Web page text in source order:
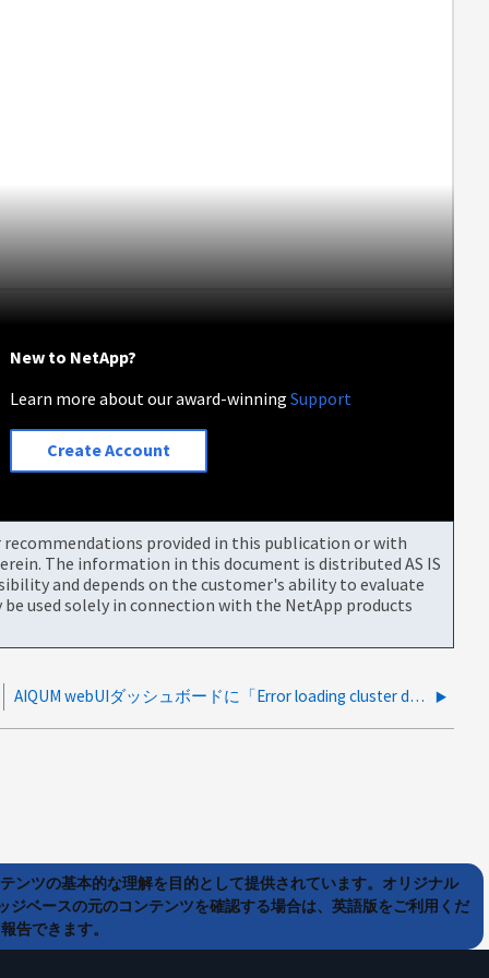
New to NetApp?
Learn more about our award-winningSupport
Create Account
provided in this publication or with
The information in this document is distributed AS IS
and depends on the customer's ability to evaluate
used solely in connection with the NetApp products
AIQUM webUIダッシュボードに「Error loading cluster dropdown」と表示される
ンツの基本的な理解を目的として提供されています。オリジナル
ベースの元のコンテンツを確認する場合は、英語版をご利用くだ
告できます。